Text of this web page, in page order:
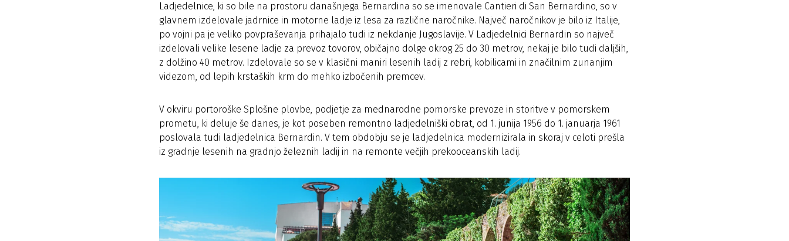
Ladjedelnice, ki so bile na prostoru današnjega Bernardina so se imenovale Cantieri di San Bernardino, so v
glavnem izdelovale jadrnice in motorne ladje iz lesa za različne naročnike. Največ naročnikov je bilo iz Italije,
po vojni pa je veliko povpraševanja prihajalo tudi iz nekdanje Jugoslavije. V Ladjedelnici Bernardin so največ
izdelovali velike lesene ladje za prevoz tovorov, običajno dolge okrog 25 do 30 metrov, nekaj je bilo tudi daljših,
z dolžino 40 metrov. Izdelovale so se v klasični maniri lesenih ladij z rebri, kobilicami in značilnim zunanjim
videzom, od lepih krstaških krm do mehko izbočenih premcev.
V okviru portoroške Splošne plovbe, podjetje za mednarodne pomorske prevoze in storitve v pomorskem
prometu, ki deluje še danes, je kot poseben remontno ladjedelniški obrat, od 1. junija 1956 do 1. januarja 1961
poslovala tudi ladjedelnica Bernardin. V tem obdobju se je ladjedelnica modernizirala in skoraj v celoti prešla
iz gradnje lesenih na gradnjo železnih ladij in na remonte večjih prekooceanskih ladij.